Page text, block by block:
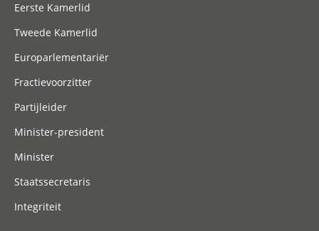
Eerste Kamerlid
Tweede Kamerlid
Europarlementariër
Fractievoorzitter
Partijleider
Minister-president
Minister
Staatssecretaris
Integriteit